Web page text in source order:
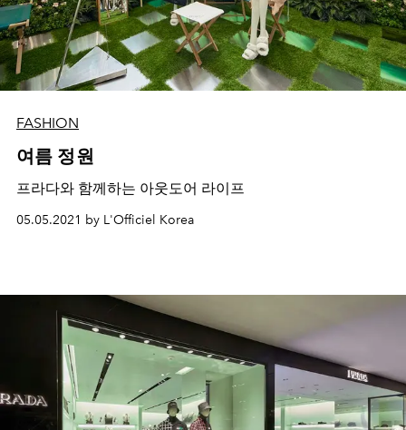
FASHION
여름 정원
프라다와 함께하는 아웃도어 라이프
05.05.2021 by L'Officiel Korea